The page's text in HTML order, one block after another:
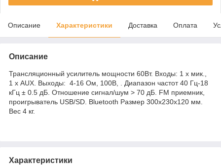
Описание Характеристики Доставка Оплата
Описание
Трансляционный усилитель мощности 60Вт. Входы: 1 х мик.,
1 х AUX. Выходы: 4-16 Ом, 100В, . Диапазон частот 40 Гц-18
кГц ± 0.5 дБ. Отношение сигнал/шум > 70 дБ. FM приемник,
проигрыватель USB/SD. Bluetooth Размер 300х230х120 мм.
Вес 4 кг.
Характеристики